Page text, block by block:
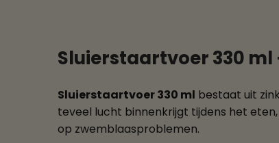
Sluierstaartvoer 330
Sluierstaartvoer 330 ml bestaat uit
teveel lucht binnenkrijgt tijdens het
op zwemblaasproblemen.